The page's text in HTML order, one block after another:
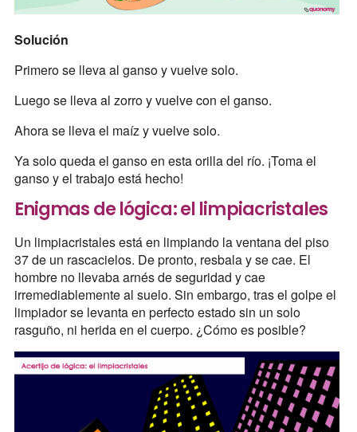
Solución
Primero se lleva al ganso y vuelve solo.
Luego se lleva al zorro y vuelve con el ganso.
Ahora se lleva el maíz y vuelve solo.
Ya solo queda el ganso en esta orilla del río. ¡Toma el
ganso y el trabajo está hecho!
Enigmas de lógica: el limpiacristales
Un limpiacristales está en limpiando la ventana del piso
37 de un rascacielos. De pronto, resbala y se cae. El
hombre no llevaba arnés de seguridad y cae
irremediablemente al suelo. Sin embargo, tras el golpe el
limpiador se levanta en perfecto estado sin un solo
rasguño, ni herida en el cuerpo. ¿Cómo es posible?